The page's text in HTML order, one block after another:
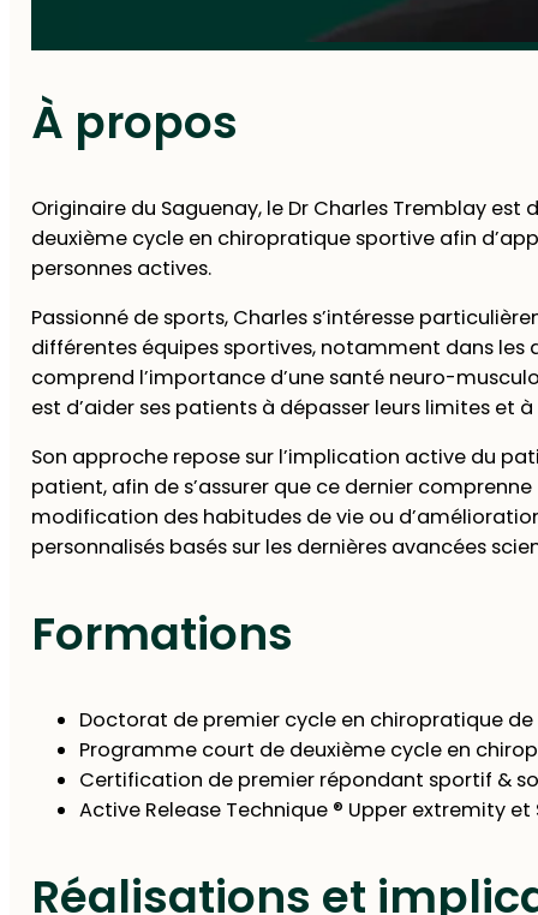
À propos
Originaire du Saguenay, le Dr Charles Tremblay
deuxième cycle en chiropratique sportive afin
personnes actives.
Passionné de sports, Charles s’intéresse
différentes équipes sportives, notamment dans
comprend l’importance d’une santé neuro-
est d’aider ses patients à dépasser leurs limites
Son approche repose sur l’implication active du
patient, afin de s’assurer que ce dernier
modification des habitudes de vie ou
personnalisés basés sur les dernières avancées
Formations
Doctorat de premier cycle en chiropratique de
Programme court de deuxième cycle en
Certification de premier répondant sportif &
Active Release Technique ® Upper extremity et
Réalisations et